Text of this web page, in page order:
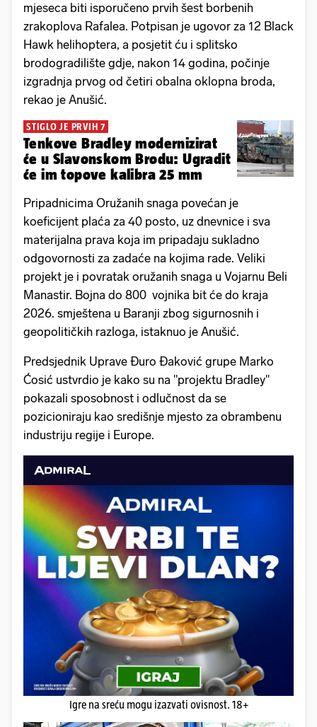
mjeseca biti isporučeno prvih šest borbenih
zrakoplova Rafalea. Potpisan je ugovor za 12 Black
Hawk helihoptera, a posjetit ću i splitsko
brodogradilište gdje, nakon 14 godina, počinje
izgradnja prvog od četiri obalna oklopna broda,
rekao je Anušić.
STIGLO JE PRVIH 7
Tenkove Bradley modernizirat
će u Slavonskom Brodu: Ugradit
će im topove kalibra 25 mm
Pripadnicima Oružanih snaga povećan je
koeficijent plaća za 40 posto, uz dnevnice i sva
materijalna prava koja im pripadaju sukladno
odgovornosti za zadaće na kojima rade. Veliki
projekt je i povratak oružanih snaga u Vojarnu Beli
Manastir. Bojna do 800 vojnika bit će do kraja
2026. smještena u Baranji zbog sigurnosnih i
geopolitičkih razloga, istaknuo je Anušić.
Predsjednik Uprave Đuro Đaković grupe Marko
Ćosić ustvrdio je kako su na "projektu Bradley"
pokazali sposobnost i odlučnost da se
pozicioniraju kao središnje mjesto za obrambenu
industriju regije i Europe.
Igre na sreću mogu izazvati ovisnost. 18+